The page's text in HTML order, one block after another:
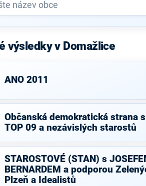
výsledky v Domažlice
ANO 2011
Občanská demokratická strana
TOP 09 a nezávislých starostů
STAROSTOVÉ (STAN) s
BERNARDEM a podporou
Plzeň a Idealistů